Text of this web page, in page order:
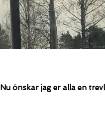
Nu önskar jag er alla en